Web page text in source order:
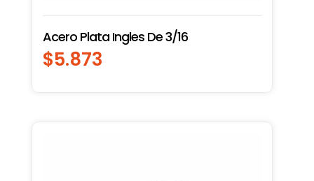
Acero Plata Ingles De 3/16
$5.873